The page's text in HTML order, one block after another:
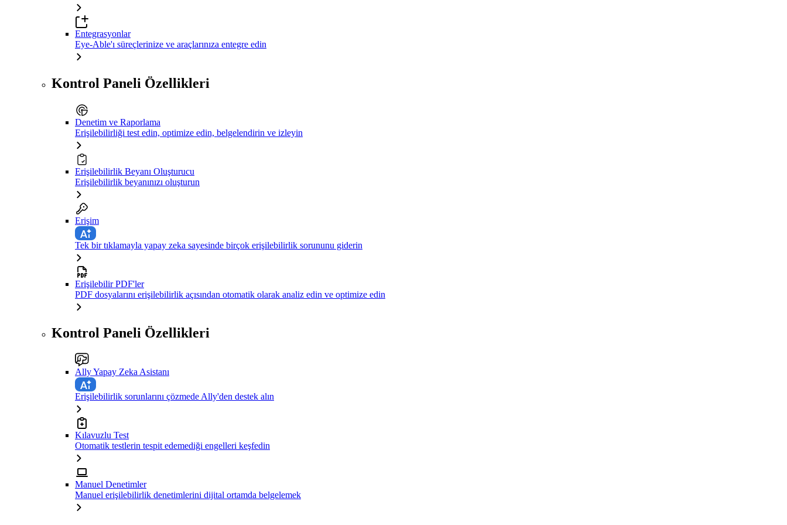
Entegrasyonlar
Eye-Able'ı süreçlerinize ve araçlarınıza entegre edin
Kontrol Paneli Özellikleri
Denetim ve Raporlama
Erişilebilirliği test edin, optimize edin, belgelendirin ve izleyin
Erişilebilirlik Beyanı Oluşturucu
Erişilebilirlik beyanınızı oluşturun
Erişim
Tek bir tıklamayla yapay zeka sayesinde birçok erişilebilirlik sorununu giderin
Erişilebilir PDF'ler
PDF dosyalarını erişilebilirlik açısından otomatik olarak analiz edin ve optimize edin
Kontrol Paneli Özellikleri
Ally Yapay Zeka Asistanı
Erişilebilirlik sorunlarını çözmede Ally'den destek alın
Kılavuzlu Test
Otomatik testlerin tespit edemediği engelleri keşfedin
Manuel Denetimler
Manuel erişilebilirlik denetimlerini dijital ortamda belgelemek